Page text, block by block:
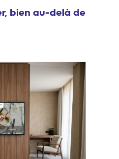
bien au-delà de